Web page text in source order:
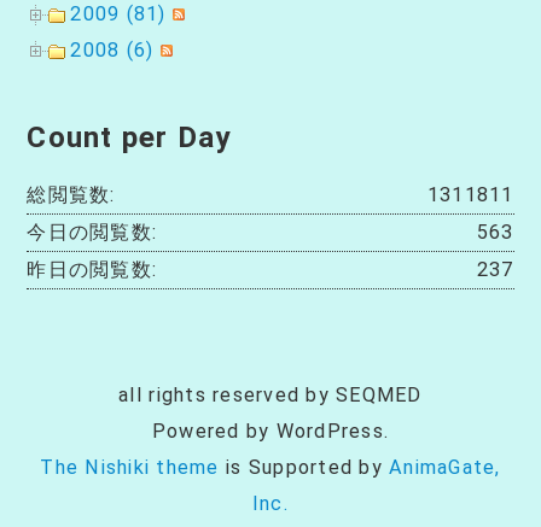
2009 (81)
2008 (6)
Count per Day
1311811
総閲覧数:
563
今日の閲覧数:
237
昨日の閲覧数:
all rights reserved by SEQMED
Powered by WordPress.
The Nishiki theme is Supported byAnimaGate,
Inc.